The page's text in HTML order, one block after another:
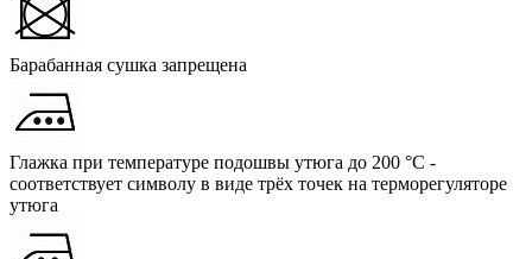
Барабанная сушка запрещена
Глажка при температуре подошвы утюга до 200 °C -
соответствует символу в виде трёх точек на терморегуляторе
утюга